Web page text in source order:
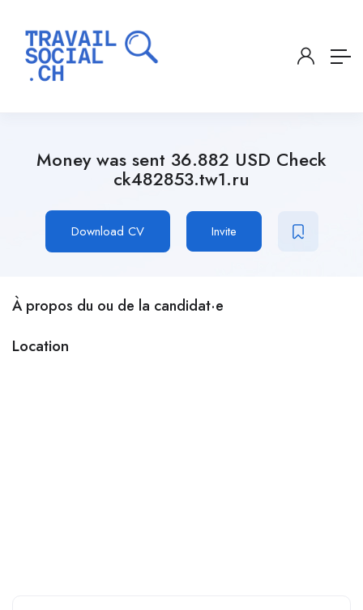
Money was sent 36.882 USD Check
ck482853.tw1.ru
Download CV Invite
À propos du ou de la candidat·e
Location